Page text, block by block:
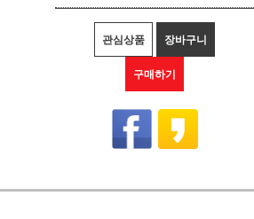
관심상품 장바구니
구매하기